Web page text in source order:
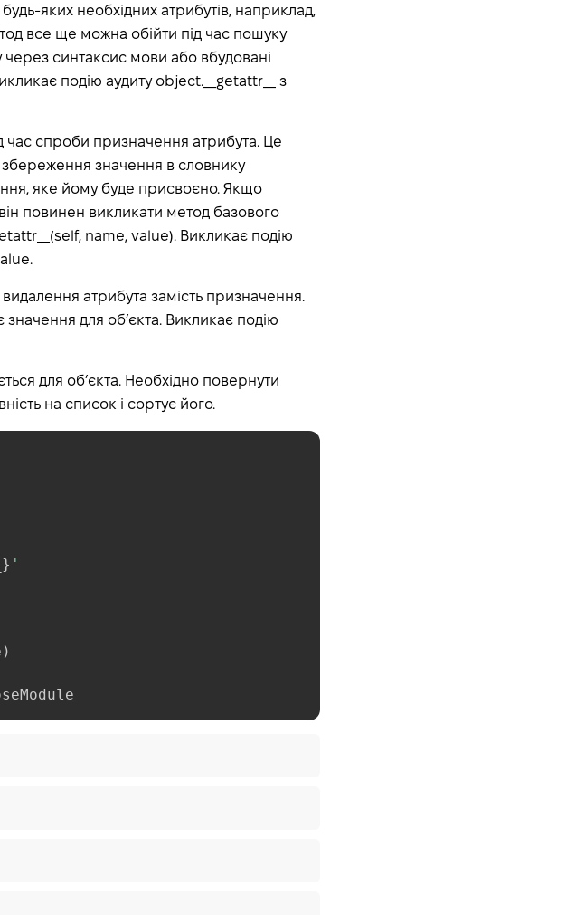
яких необхідних атрибутів, наприклад,
все ще можна обійти під час пошуку
через синтаксис мови або вбудовані
подію аудиту object.__getattr__ з
час спроби призначення атрибута. Це
збереження значення в словнику
яке йому буде присвоєно. Якщо
повинен викликати метод базового
name, value). Викликає подію
атрибута замість призначення.
для об’єкта. Викликає подію
для об’єкта. Необхідно повернути
на список і сортує його.
} '
)